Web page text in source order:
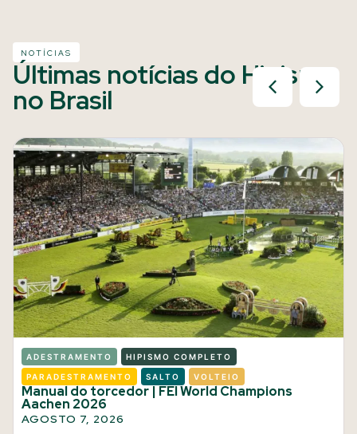
NOTÍCIAS
Últimas notícias do Hipismo
no Brasil
ADESTRAMENTO HIPISMO COMPLETO
PARADESTRAMENTO SALTO VOLTEIO
Manual do torcedor | FEI World Champions
Aachen 2026
AGOSTO 7, 2026